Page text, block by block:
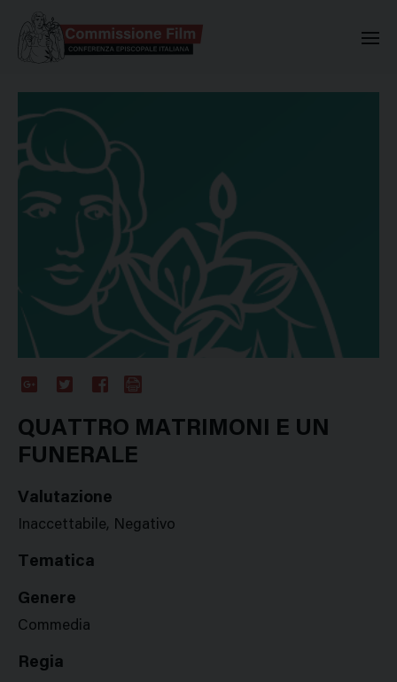
Plus
QUATTRO MATRIMONI E UN
FUNERALE
Valutazione
Inaccettabile, Negativo
Tematica
Genere
Commedia
Regia